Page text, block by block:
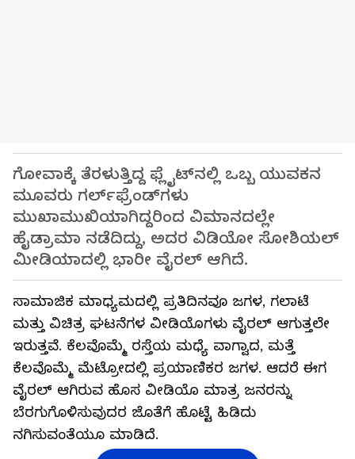
ಗೋವಾಕ್ಕೆ ತೆರಳುತ್ತಿದ್ದ ಫ್ಲೈಟ್‌ನಲ್ಲಿ ಒಬ್ಬ ಯುವಕನ
ಮೂವರು ಗರ್ಲ್‌ಫ್ರೆಂಡ್‌ಗಳು
ಮುಖಾಮುಖಿಯಾಗಿದ್ದರಿಂದ ವಿಮಾನದಲ್ಲೇ
ಹೈಡ್ರಾಮಾ ನಡೆದಿದ್ದು, ಅದರ ವಿಡಿಯೋ ಸೋಶಿಯಲ್
ಮೀಡಿಯಾದಲ್ಲಿ ಭಾರೀ ವೈರಲ್ ಆಗಿದೆ.
ಸಾಮಾಜಿಕ ಮಾಧ್ಯಮದಲ್ಲಿ ಪ್ರತಿದಿನವೂ ಜಗಳ, ಗಲಾಟೆ
ಮತ್ತು ವಿಚಿತ್ರ ಘಟನೆಗಳ ವೀಡಿಯೊಗಳು ವೈರಲ್ ಆಗುತ್ತಲೇ
ಇರುತ್ತವೆ. ಕೆಲವೊಮ್ಮೆ ರಸ್ತೆಯ ಮಧ್ಯೆ ವಾಗ್ವಾದ, ಮತ್ತೆ
ಕೆಲವೊಮ್ಮೆ ಮೆಟ್ರೋದಲ್ಲಿ ಪ್ರಯಾಣಿಕರ ಜಗಳ. ಆದರೆ ಈಗ
ವೈರಲ್ ಆಗಿರುವ ಹೊಸ ವೀಡಿಯೊ ಮಾತ್ರ ಜನರನ್ನು
ಬೆರಗುಗೊಳಿಸುವುದರ ಜೊತೆಗೆ ಹೊಟ್ಟೆ ಹಿಡಿದು
ನಗಿಸುವಂತೆಯೂ ಮಾಡಿದೆ.